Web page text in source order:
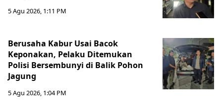
5 Agu 2026, 1:11 PM
Berusaha Kabur Usai Bacok
Keponakan, Pelaku Ditemukan
Polisi Bersembunyi di Balik Pohon
Jagung
5 Agu 2026, 1:04 PM